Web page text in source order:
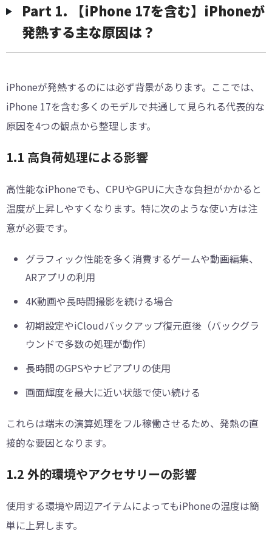
Part 1. 【iPhone 17を含む】iPhoneが
発熱する主な原因は？
iPhoneが発熱するのには必ず背景があります。ここでは、
iPhone 17を含む多くのモデルで共通して見られる代表的な
原因を4つの観点から整理します。
1.1 高負荷処理による影響
高性能なiPhoneでも、CPUやGPUに大きな負担がかかると
温度が上昇しやすくなります。特に次のような使い方は注
意が必要です。
グラフィック性能を多く消費するゲームや動画編集、
ARアプリの利用
4K動画や長時間撮影を続ける場合
初期設定やiCloudバックアップ復元直後（バックグラ
ウンドで多数の処理が動作）
長時間のGPSやナビアプリの使用
画面輝度を最大に近い状態で使い続ける
これらは端末の演算処理をフル稼働させるため、発熱の直
接的な要因となります。
1.2 外的環境やアクセサリーの影響
使用する環境や周辺アイテムによってもiPhoneの温度は簡
単に上昇します。